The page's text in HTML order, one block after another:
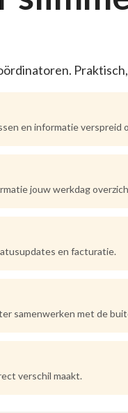
en informatie verspreid
jouw werkdag
en facturatie.
samenwerken met de
verschil maakt.